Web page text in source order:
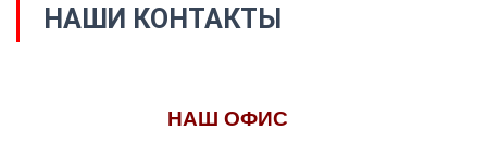
НАШИ КОНТАКТЫ
НАШ ОФИС